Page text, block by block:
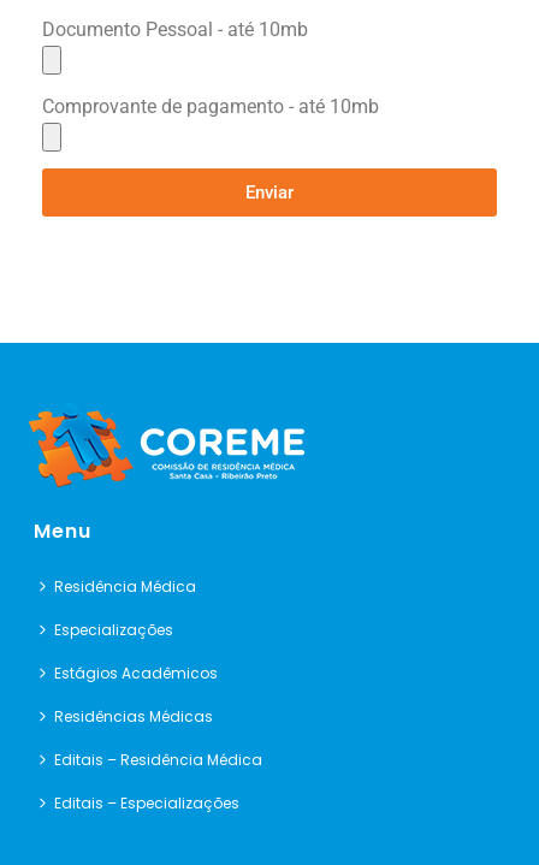
Documento Pessoal - até 10mb
Comprovante de pagamento - até 10mb
Enviar
Menu
Residência Médica
Especializações
Estágios Acadêmicos
Residências Médicas
Editais – Residência Médica
Editais – Especializações